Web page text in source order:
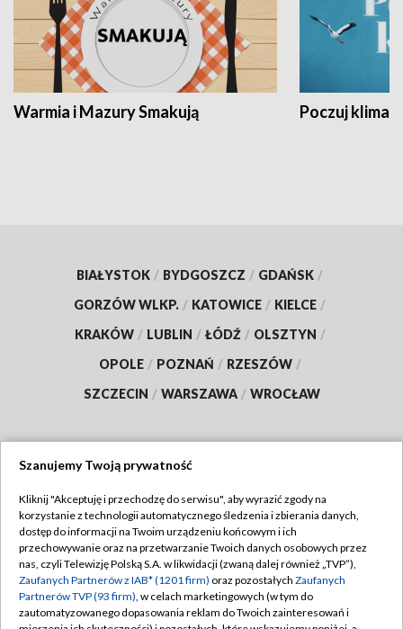
Warmia i Mazury Smakują Poczuj klimat
BIAŁYSTOK / BYDGOSZCZ / GDAŃSK /
GORZÓW WLKP. / KATOWICE / KIELCE /
KRAKÓW / LUBLIN / ŁÓDŹ / OLSZTYN /
OPOLE / POZNAŃ / RZESZÓW /
SZCZECIN / WARSZAWA / WROCŁAW
TVP
Abonament TVP
Emisja w TVP
Centrum informacji TVP
Regulamin TVP
Polityka prywatności
Moje zgody
Szanujemy Twoją prywatność
Kliknij "Akceptuję i przechodzę do serwisu", aby wyrazić zgody na
korzystanie z technologii automatycznego śledzenia i zbierania danych,
dostęp do informacji na Twoim urządzeniu końcowym i ich
przechowywanie oraz na przetwarzanie Twoich danych osobowych przez
nas, czyli Telewizję Polską S.A. w likwidacji (zwaną dalej również „TVP”),
Zaufanych Partnerów z IAB* (1201 firm) oraz pozostałych Zaufanych
Partnerów TVP (93 firm), w celach marketingowych (w tym do
zautomatyzowanego dopasowania reklam do Twoich zainteresowań i